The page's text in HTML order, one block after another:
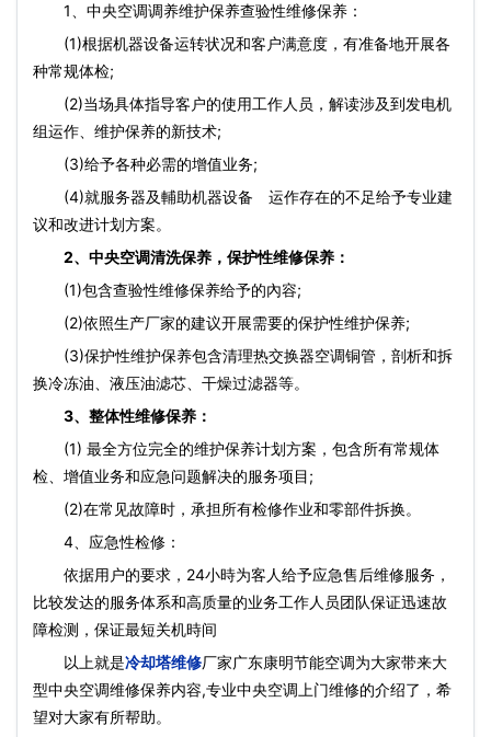
1、中央空调调养维护保养查验性维修保养：
(1)根据机器设备运转状况和客户满意度，有准备地开展各
种常规体检;
(2)当场具体指导客户的使用工作人员，解读涉及到发电机
组运作、维护保养的新技术;
(3)给予各种必需的增值业务;
(4)就服务器及輔助机器设备 运作存在的不足给予专业建
议和改进计划方案。
2、中央空调清洗保养，保护性维修保养：
(1)包含查验性维修保养给予的內容;
(2)依照生产厂家的建议开展需要的保护性维护保养;
(3)保护性维护保养包含清理热交换器空调铜管，剖析和拆
换冷冻油、液压油滤芯、干燥过滤器等。
3、整体性维修保养：
(1) 最全方位完全的维护保养计划方案，包含所有常规体
检、增值业务和应急问题解决的服务项目;
(2)在常见故障时，承担所有检修作业和零部件拆换。
4、应急性检修：
依据用户的要求，24小時为客人给予应急售后维修服务，
比较发达的服务体系和高质量的业务工作人员团队保证迅速故
障检测，保证最短关机時间
以上就是冷却塔维修厂家广东康明节能空调为大家带来大
型中央空调维修保养内容,专业中央空调上门维修的介绍了，希
望对大家有所帮助。